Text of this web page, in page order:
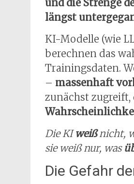
und die Strenge
längst
KI-Modelle (wie
berechnen das
Trainingsdaten.
– massenhaft
zunächst
Die KIweißnicht,
sie weiß nur, was
Die Gefahr